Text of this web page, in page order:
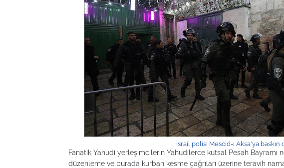
İsrail polisi Mescid-i Aksa'ya baskın
Fanatik Yahudi yerleşimcilerin Yahudilerce kutsal Pesah Bayramı
düzenleme ve burada kurban kesme çağrıları üzerine teravih